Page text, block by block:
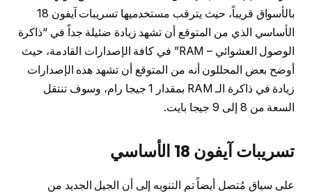
بالأسواق قريباً، حيث يترقب مستخدميها تسريبات آيفون 18
الأساسي الذي من المتوقع أن تشهد زيادة ضئيلة جداً في “ذاكرة
الوصول العشوائي – RAM” في كافة الإصدارات القادمة، حيث
أوضح بعض المحللون أنه من المتوقع أن تشهد هذه الإصدارات
زيادة في ذاكرة الـ RAM بمقدار 1 جيجا رام، وسوف تنتقل
السعة من 8 إلى 9 جيجا بايت.
تسريبات آيفون 18 الأساسي
على سياق مُتصل أيضاً تم التنويه إلى أن الجيل الجديد من